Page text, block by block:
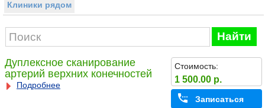
Клиники рядом
Найти
Дуплексное сканирование
артерий верхних конечностей
Подробнее
Стоимость:
1 500.00 р.
Записаться